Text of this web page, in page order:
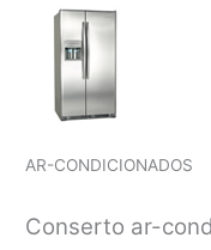
AR-CONDICIONADOS
Conserto ar-